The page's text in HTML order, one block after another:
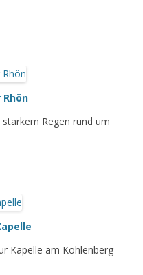
Regen rund um
Kapelle am Kohlenberg